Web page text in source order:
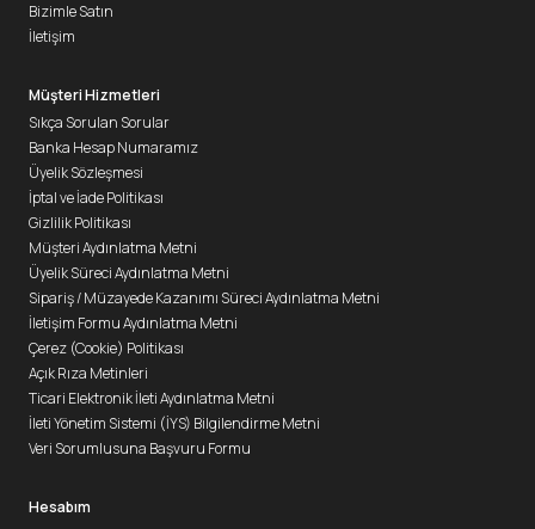
Bizimle Satın
İletişim
Müşteri Hizmetleri
Sıkça Sorulan Sorular
Banka Hesap Numaramız
Üyelik Sözleşmesi
İptal ve İade Politikası
Gizlilik Politikası
Müşteri Aydınlatma Metni
Üyelik Süreci Aydınlatma Metni
Sipariş / Müzayede Kazanımı Süreci Aydınlatma Metni
İletişim Formu Aydınlatma Metni
Çerez (Cookie) Politikası
Açık Rıza Metinleri
Ticari Elektronik İleti Aydınlatma Metni
İleti Yönetim Sistemi (İYS) Bilgilendirme Metni
Veri Sorumlusuna Başvuru Formu
Hesabım